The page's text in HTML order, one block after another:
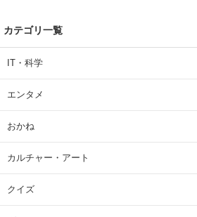
カテゴリ一覧
IT・科学
エンタメ
おかね
カルチャー・アート
クイズ